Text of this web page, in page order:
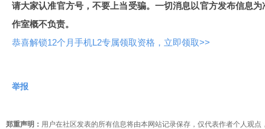
请大家认准官方号，不要上当受骗。一切消息以官方发布信息
作室概不负责。
恭喜解锁12个月手机L2专属领取资格，立即领取>>
举报
郑重声明： 用户在社区发表的所有信息将由本网站记录保存，仅代表作者个人观